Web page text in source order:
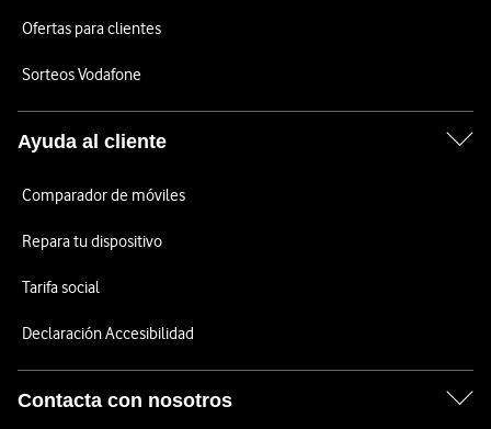
Ofertas para clientes
Sorteos Vodafone
Ayuda al cliente
Comparador de móviles
Repara tu dispositivo
Tarifa social
Declaración Accesibilidad
Contacta con nosotros